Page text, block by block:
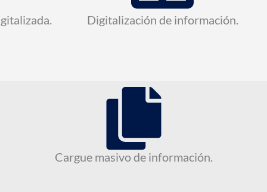
Digitalización de información.
Cargue masivo de información.